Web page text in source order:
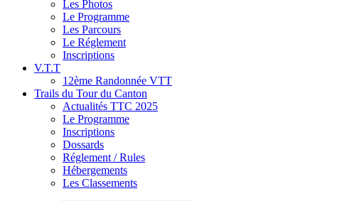
Les Photos
Le Programme
Les Parcours
Le Réglement
Inscriptions
V.T.T
12ème Randonnée VTT
Trails du Tour du Canton
Actualités TTC 2025
Le Programme
Inscriptions
Dossards
Réglement / Rules
Hébergements
Les Classements